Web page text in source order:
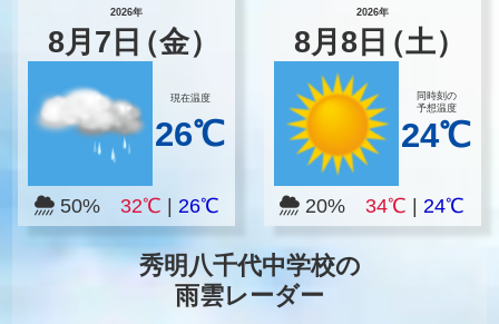
2026年
8月 7 日（金）
現在温度
26℃
50% 32℃ 26℃
2026年
8月8 日（土）
同時刻の
予想温度
24℃
20% 34℃ |24℃
秀明八千代中学校の
雨雲レーダー